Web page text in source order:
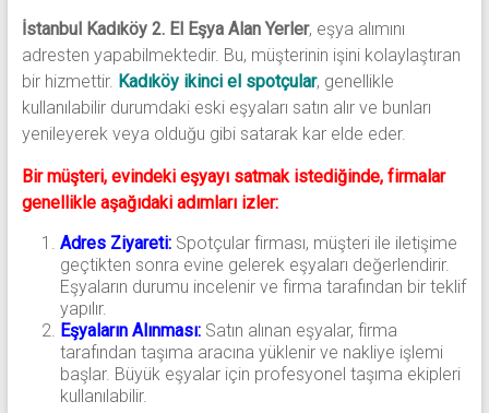
İstanbul Kadıköy 2. El Eşya Alan Yerler, eşya alımını
adresten yapabilmektedir. Bu, müşterinin işini kolaylaştıran
bir hizmettir. Kadıköy ikinci el spotçular, genellikle
kullanılabilir durumdaki eski eşyaları satın alır ve bunları
yenileyerek veya olduğu gibi satarak kar elde eder.
Bir müşteri, evindeki eşyayı satmak istediğinde, firmalar
genellikle aşağıdaki adımları izler:
Adres Ziyareti:Spotçular firması, müşteri ile iletişime
geçtikten sonra evine gelerek eşyaları değerlendirir.
Eşyaların durumu incelenir ve firma tarafından bir teklif
yapılır.
Eşyaların Alınması:Satın alınan eşyalar, firma
tarafından taşıma aracına yüklenir ve nakliye işlemi
başlar. Büyük eşyalar için profesyonel taşıma ekipleri
kullanılabilir.